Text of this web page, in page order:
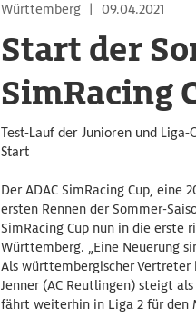
Württemberg | 09.04.2021
Start der
SimRacing
Test-Lauf der Junioren und
Start
Der ADAC SimRacing Cup,
ersten Rennen der Sommer-
SimRacing Cup nun in die erste
Württemberg. „Eine Neuerung
Als württembergischer Vertreter
Jenner (AC Reutlingen) steigt
fährt weiterhin in Liga 2 für den